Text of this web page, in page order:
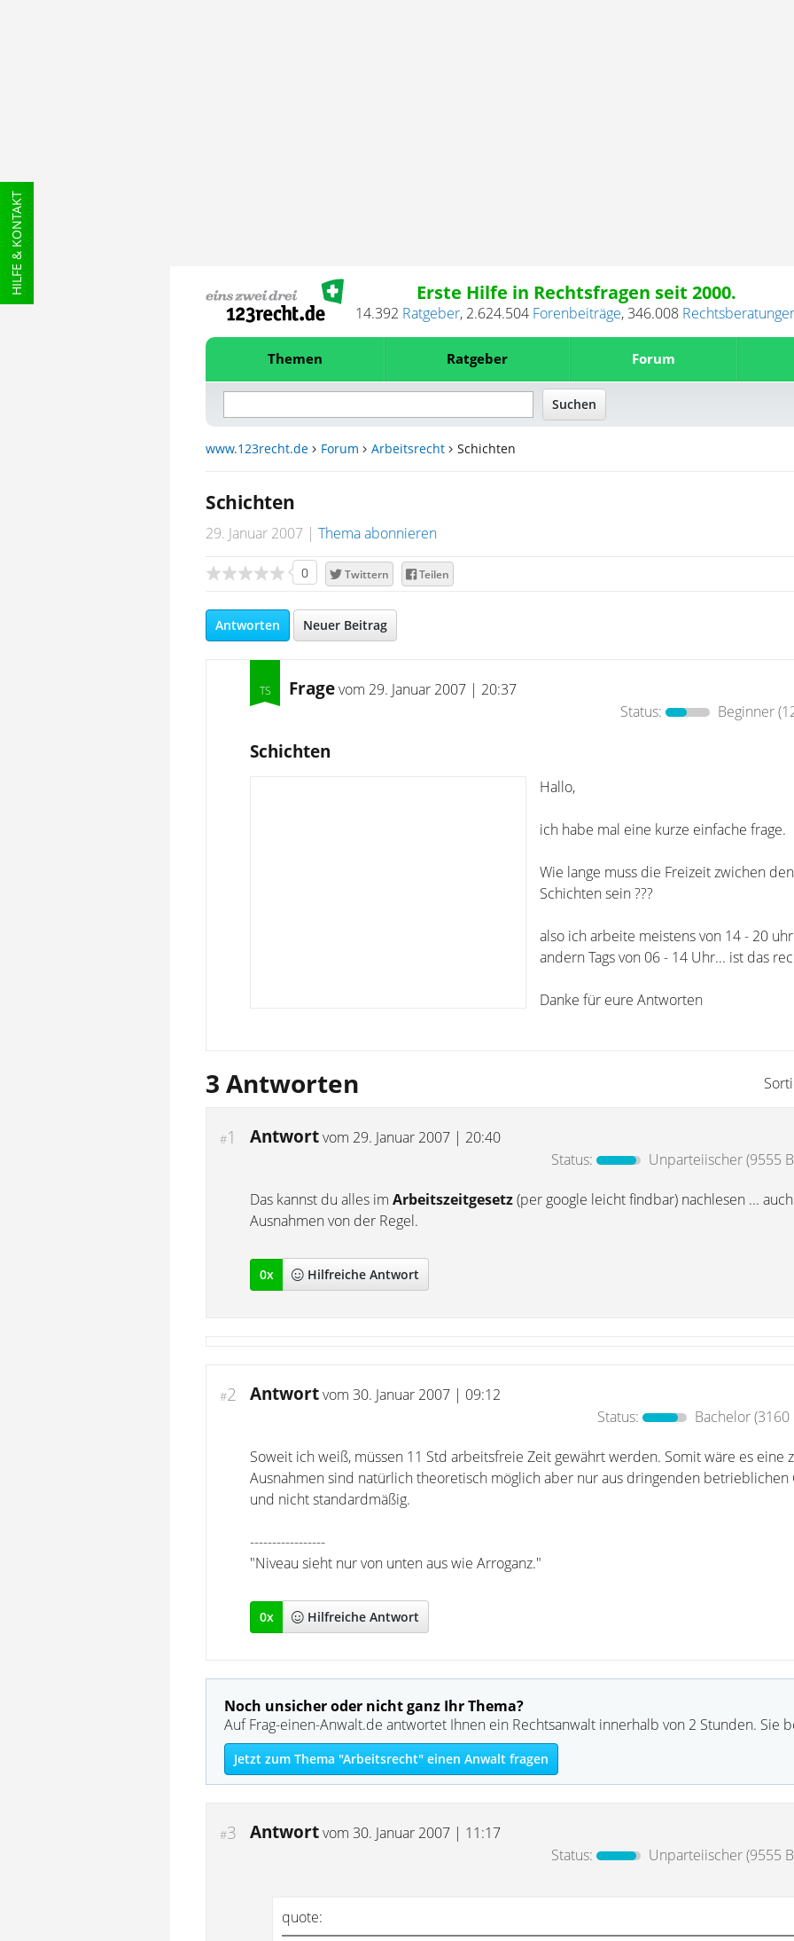
HILFE & KONTAKT Erste Hilfe in Rechtsfragen seit 2000.
14.392 Ratgeber, 2.624.504 Forenbeiträge,346.008
Themen Ratgeber Forum
www.123recht.de Forum Arbeitsrecht Schichten
Schichten
29. Januar 2007 Thema abonnieren
0 Twittern Teilen
Antworten Neuer Beitrag
Fragevom 29. Januar 2007 | 20:37
Status:
Beginner
Schichten
Hallo,
ich habe mal eine kurze einfache frage.
Wie lange muss die Freizeit zwichen
Schichten sein ???
also ich arbeite meistens von 14 - 20
andern Tags von 06 - 14 Uhr... ist das
Danke für eure Antworten
3 Antworten
#1 Antwortvom 29. Januar 2007 | 20:40
Status:
Unparteiischer(9555
Das kannst du alles im Arbeitszeitgesetz(per google leicht findbar) nachlesen ...
Ausnahmen von der Regel.
0x Hilfreiche Antwort
#2 Antwortvom 30. Januar 2007 | 09:12
Status:
Bachelor(3160
Soweit ich weiß, müssen 11 Std arbeitsfreie Zeit gewährt werden. Somit wäre es eine
Ausnahmen sind natürlich theoretisch möglich aber nur aus dringenden betrieblichen
und nicht standardmäßig.
-----------------
"Niveau sieht nur von unten aus wie Arroganz."
0x Hilfreiche Antwort
Noch unsicher oder nicht ganz Ihr Thema?
Auf Frag-einen-Anwalt.de antwortet Ihnen ein Rechtsanwalt innerhalb von 2 Stunden. Sie
Jetzt zum Thema "Arbeitsrecht" einen Anwalt fragen
#3 Antwortvom 30. Januar 2007 | 11:17
Status:
Unparteiischer(9555
quote: